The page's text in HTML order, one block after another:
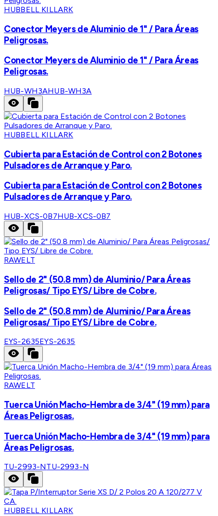
HUBBELL KILLARK
Conector Meyers de Aluminio de 1" / Para Áreas
Peligrosas.
Conector Meyers de Aluminio de 1" / Para Áreas
Peligrosas.
HUB-WH3AHUB-WH3A
HUBBELL KILLARK
Cubierta para Estación de Control con 2 Botones
Pulsadores de Arranque y Paro.
Cubierta para Estación de Control con 2 Botones
Pulsadores de Arranque y Paro.
HUB-XCS-0B7HUB-XCS-0B7
RAWELT
Sello de 2" (50.8 mm) de Aluminio/ Para Áreas
Peligrosas/ Tipo EYS/ Libre de Cobre.
Sello de 2" (50.8 mm) de Aluminio/ Para Áreas
Peligrosas/ Tipo EYS/ Libre de Cobre.
EYS-2635EYS-2635
RAWELT
Tuerca Unión Macho-Hembra de 3/4" (19 mm) para
Áreas Peligrosas.
Tuerca Unión Macho-Hembra de 3/4" (19 mm) para
Áreas Peligrosas.
TU-2993-NTU-2993-N
HUBBELL KILLARK